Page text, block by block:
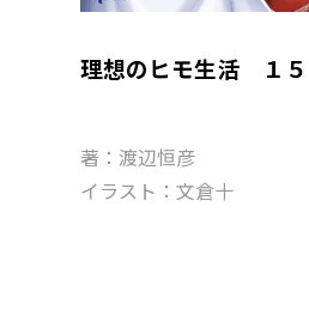
理想のヒモ生活 １５
著：渡辺恒彦
イラスト：文倉十